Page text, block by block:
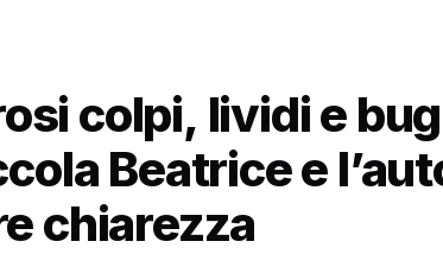
colpi, lividi e
Beatrice e
chiarezza